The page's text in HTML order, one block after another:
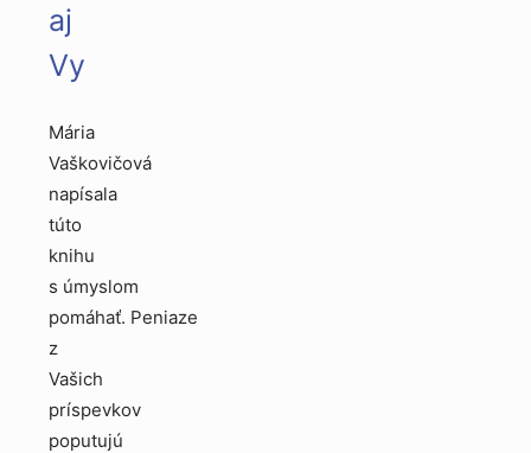
aj
Vy
Mária
Vaškovičová
napísala
túto
knihu
s úmyslom
pomáhať. Peniaze
z
Vašich
príspevkov
poputujú